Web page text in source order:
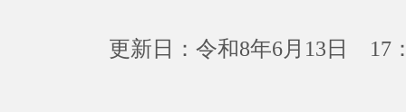
更新日：令和8年6月13日 17